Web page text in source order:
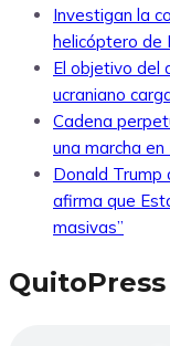
Investigan la
helicóptero de
El objetivo del
ucraniano
Cadena
una marcha
Donald Trump
afirma que
masivas”
QuitoPress